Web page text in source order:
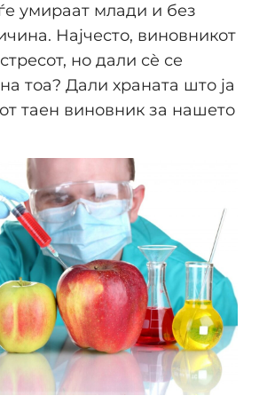
умираат млади и без
Најчесто, виновникот
но дали сè се
тоа? Дали храната што ја
таен виновник за нашето